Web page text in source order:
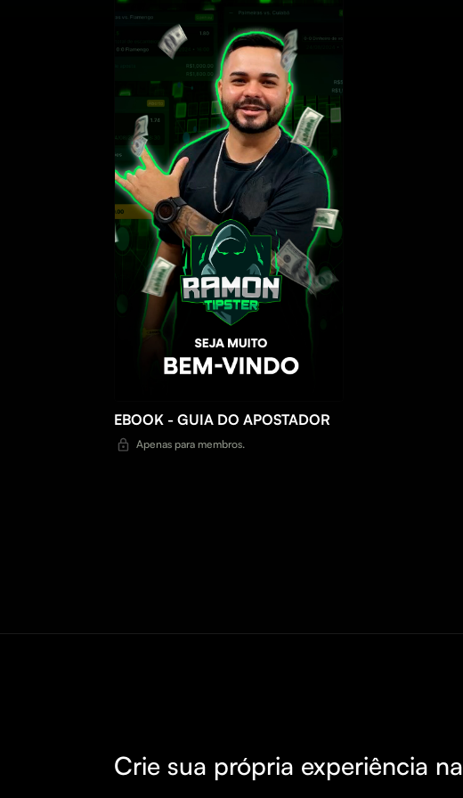
EBOOK - GUIA DO APOSTADOR
Apenas para membros.
Crie sua própria experiência na